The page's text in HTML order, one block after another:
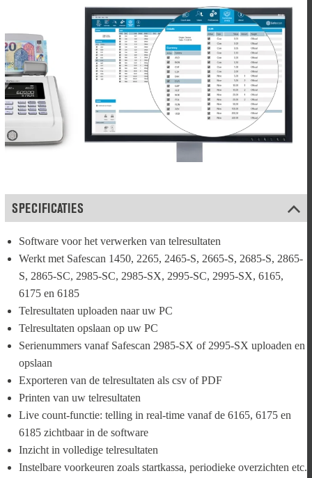
SPECIFICATIES
Software voor het verwerken van telresultaten
Werkt met Safescan 1450, 2265, 2465-S, 2665-S, 2685-S, 2865-
S, 2865-SC, 2985-SC, 2985-SX, 2995-SC, 2995-SX, 6165,
6175 en 6185
Telresultaten uploaden naar uw PC
Telresultaten opslaan op uw PC
Serienummers vanaf Safescan 2985-SX of 2995-SX uploaden en
opslaan
Exporteren van de telresultaten als csv of PDF
Printen van uw telresultaten
Live count-functie: telling in real-time vanaf de 6165, 6175 en
6185 zichtbaar in de software
Inzicht in volledige telresultaten
Instelbare voorkeuren zoals startkassa, periodieke overzichten etc.